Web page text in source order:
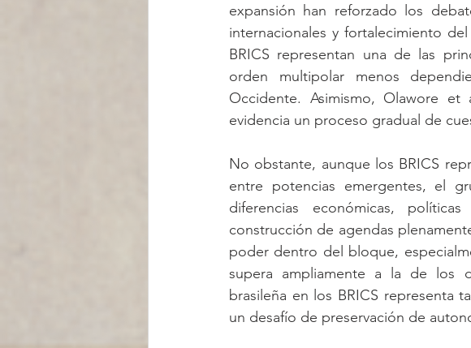
expansión han reforzado los
internacionales y fortalecimiento
BRICS representan una de las
orden multipolar menos
Occidente. Asimismo, Olawore
evidencia un proceso gradual de
No obstante, aunque los BRICS
entre potencias emergentes, el
diferencias económicas,
construcción de agendas
poder dentro del bloque,
supera ampliamente a la de los
brasileña en los BRICS representa
un desafío de preservación de